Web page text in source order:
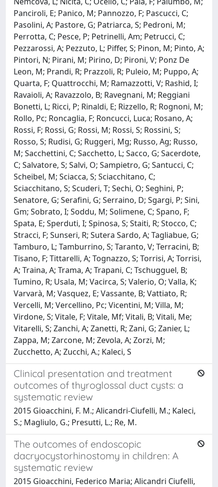
Panciroli, E; Panico, M; Pannozzo, F; Pascucci, C;
Pasolini, A; Pastore, G; Patriarca, S; Pedroni, M;
Perrotta, C; Pesce, P; Petrinelli, Am; Petrucci, C;
Pezzarossi, A; Pezzuto, L; Piffer, S; Pinon, M; Pinto, A;
Pintori, N; Pirani, M; Pirino, D; Pironi, V; Ponz De
Leon, M; Prandi, R; Prazzoli, R; Puleio, M; Puppo, A;
Quarta, F; Quattrocchi, M; Ramazzotti, V; Rashid, I;
Ravaioli, A; Ravazzolo, B; Ravegnani, M; Reggiani
Bonetti, L; Ricci, P; Rinaldi, E; Rizzello, R; Rognoni, M;
Rollo, Pc; Roncaglia, F; Roncucci, Luca; Rosano, A;
Rossi, F; Rossi, G; Rossi, M; Rossi, S; Rossini, S;
Rosso, S; Rudisi, G; Ruggeri, Mg; Russo, Ag; Russo,
M; Sacchettini, C; Sacchetto, L; Sacco, G; Sacerdote,
C; Salvatore, S; Salvi, O; Sampietro, G; Santucci, C;
Scheibel, M; Sciacca, S; Sciacchitano, C;
Sciacchitano, S; Scuderi, T; Sechi, O; Seghini, P;
Senatore, G; Serafini, G; Serraino, D; Sgargi, P; Sini,
Gm; Sobrato, I; Soddu, M; Solimene, C; Spano, F;
Spata, E; Sperduti, I; Spinosa, S; Staiti, R; Stocco, C;
Stracci, F; Sunseri, R; Sutera Sardo, A; Tagliabue, G;
Tamburo, L; Tamburrino, S; Taranto, V; Terracini, B;
Tisano, F; Tittarelli, A; Tognazzo, S; Torrisi, A; Torrisi,
A; Traina, A; Trama, A; Trapani, C; Tschugguel, B;
Tumino, R; Usala, M; Vacirca, S; Valerio, O; Valla, K;
Varvarà, M; Vasquez, E; Vassante, B; Vattiato, R;
Vercelli, M; Vercellino, Pc; Vicentini, M; Villa, M;
Virdone, S; Vitale, F; Vitale, Mf; Vitali, B; Vitali, Me;
Vitarelli, S; Zanchi, A; Zanetti, R; Zani, G; Zanier, L;
Zappa, M; Zarcone, M; Zevola, A; Zorzi, M;
Zucchetto, A; Zucchi, A.; Kaleci, S
Clinical presentation and treatment
outcomes of thyroglossal duct cysts: a
systematic review
2015 Gioacchini, F. M.; Alicandri-Ciufelli, M.; Kaleci,
S.; Magliulo, G.; Presutti, L.; Re, M.
The outcomes of endoscopic
dacryocystorhinostomy in children: A
systematic review
2015 Gioacchini, Federico Maria; Alicandri Ciufelli,